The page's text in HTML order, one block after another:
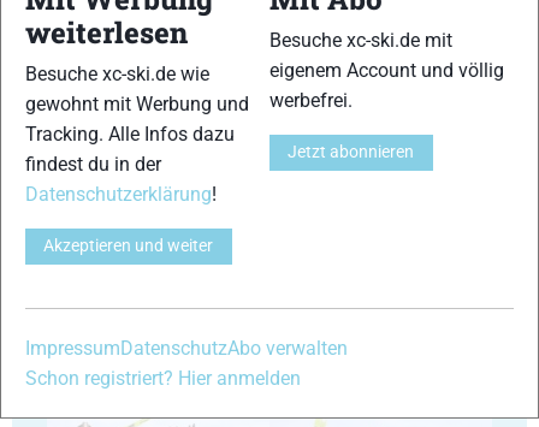
27 28
31
weiterlesen
Besuche xc-ski.de wie
gewohnt mit Werbung und
Tracking. Alle Infos dazu
findest du in der
Datenschutzerklärung!
Akzeptieren und weiter
Besuche xc-ski.de mit
eigenem Account und völlig
werbefrei.
Jetzt abonnieren
Impressum DatenschutzAbo verwalten
Schon registriert? Hier anmelden